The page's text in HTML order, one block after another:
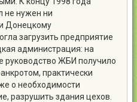
не нужен ни
Донецкому
загрузить предприятие
администрация: на
руководство ЖБИ получило
практически
о необходимости
разрушить здания цехов.